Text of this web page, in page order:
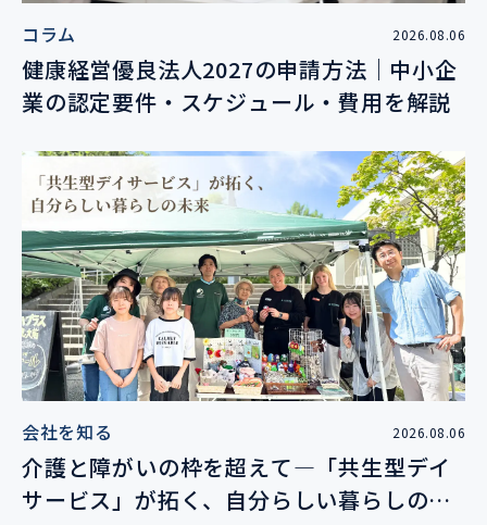
コラム 2026.08.06
健康経営優良法人2027の申請方法｜中小企
業の認定要件・スケジュール・費用を解説
会社を知る 2026.08.06
介護と障がいの枠を超えて―「共生型デイ
サービス」が拓く、自分らしい暮らしの未